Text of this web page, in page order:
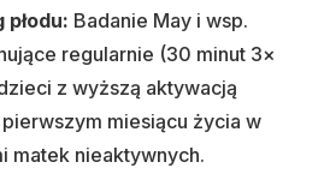
Badanie May i wsp.
regularnie (30 minut 3×
z wyższą aktywacją
miesiącu życia w
matek nieaktywnych.